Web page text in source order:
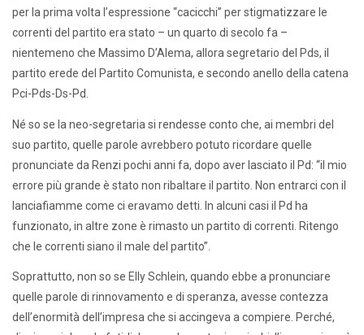
per la prima volta l’espressione “cacicchi” per stigmatizzare le
correnti del partito era stato – un quarto di secolo fa –
nientemeno che Massimo D’Alema, allora segretario del Pds, il
partito erede del Partito Comunista, e secondo anello della catena
Pci-Pds-Ds-Pd.
Né so se la neo-segretaria si rendesse conto che, ai membri del
suo partito, quelle parole avrebbero potuto ricordare quelle
pronunciate da Renzi pochi anni fa, dopo aver lasciato il Pd: “il mio
errore più grande è stato non ribaltare il partito. Non entrarci con il
lanciafiamme come ci eravamo detti. In alcuni casi il Pd ha
funzionato, in altre zone è rimasto un partito di correnti. Ritengo
che le correnti siano il male del partito”.
Soprattutto, non so se Elly Schlein, quando ebbe a pronunciare
quelle parole di rinnovamento e di speranza, avesse contezza
dell’enormità dell’impresa che si accingeva a compiere. Perché,